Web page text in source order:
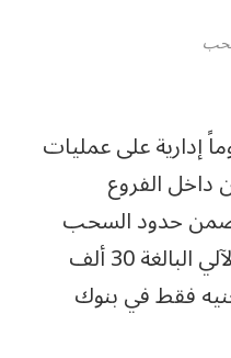
إدارية على عمليات
الفروع
ضمن حدود السحب
اليومي لماكينات الصراف الآلي البالغة 30 ألف
20 ألف جنيه فقط في بنوك